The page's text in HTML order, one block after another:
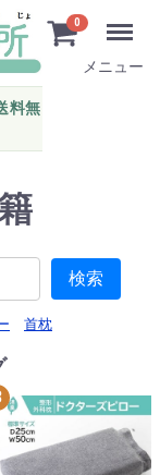
料無
0
メニュー
検索
首枕